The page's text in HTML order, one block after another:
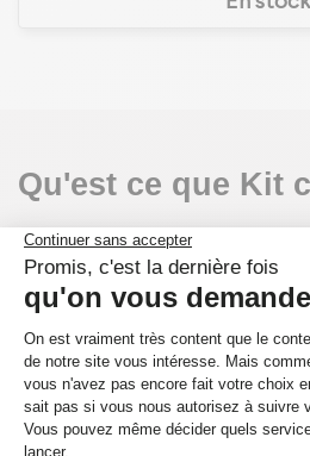
Qu'est ce que Kit
LeKit chra MAZDA
est une
turbocompresseur de votre
cœur du turbo, comprenant
roulements et les joints.
crucial dans l'optimisation
moteur en augmentant la
énergétique. Un Kit chra en